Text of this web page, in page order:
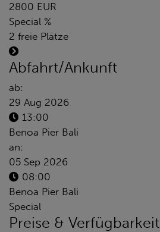
2800 EUR
Special %
2 freie Plätze
Abfahrt/Ankunft
ab:
29 Aug 2026
13:00
Benoa Pier Bali
an:
05 Sep 2026
08:00
Benoa Pier Bali
Special
Preise & Verfügbarkeit